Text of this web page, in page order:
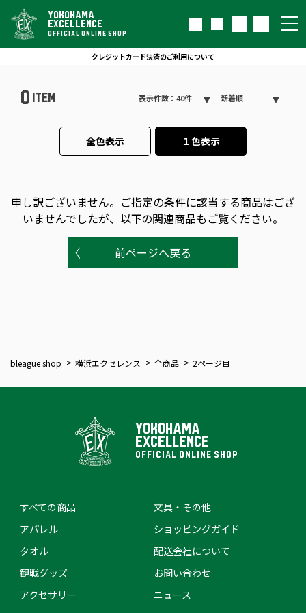
YOKOHAMA
EXCELLENCE
OFFICIAL ONLINE SHOP
クレジットカード決済のご利用について
0 ITEM 表示件数：40件 新着順
全色表示 １色表示
申し訳ございません。 ご指定の条件に該当する商品はござ
いませんでしたが、以下の関連商品もご覧ください。
前ページへ戻る
bleague shop 横浜エクセレンス 全商品 2ページ目
YOKOHAMA
EXCELLENCE
OFFICIAL ONLINE SHOP
すべての商品
アパレル
タオル
観戦グッズ
アクセサリー
文具・その他
ショッピングガイド
配送会社について
お問い合わせ
ニュース